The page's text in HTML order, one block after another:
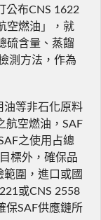
公布CNS 1622
空燃油」，就
硫含量、蒸餾
測方法，作為
油等非石化原料
航空燃油，SAF
之使用占總
標外，確保品
圍，進口或國
或CNS 2558
保SAF供應鏈所